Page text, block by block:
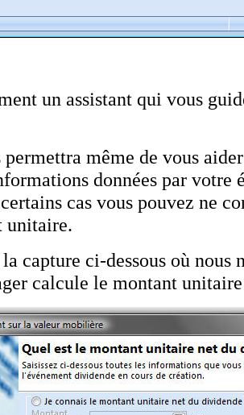
un assistant qui vous
même de vous
données par votre
cas vous pouvez ne
unitaire.
capture ci-dessous où
calcule le montant